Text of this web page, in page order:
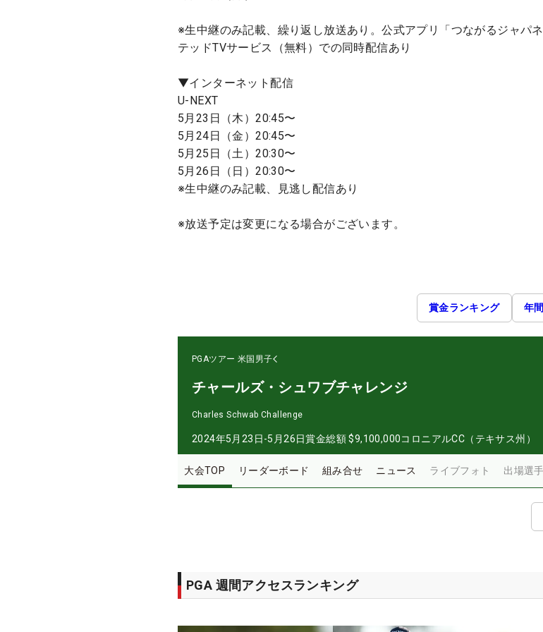
※生中継のみ記載、繰り返し放送あり。公式アプリ「つながるジャパ
テッドTVサービス（無料）での同時配信あり
▼インターネット配信
U-NEXT
5月23日（木）20:45〜
5月24日（金）20:45〜
5月25日（土）20:30〜
5月26日（日）20:30〜
※生中継のみ記載、見逃し配信あり
※放送予定は変更になる場合がございます。
賞金ランキング 年
PGAツアー 米国男子
チャールズ・シュワブチャレンジ
Charles Schwab Challenge
2024年5月23日-5月26日賞金総額 $9,100,000コロニアルCC（テキサス州）
大会TOP リーダーボード 組み合せ ニュース ライブフォト 出場選手
PGA 週間アクセスランキング